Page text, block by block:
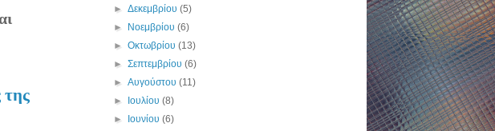
►Δεκεμβρίου(5)
►
Νοεμβρίου(6)
►Οκτωβρίου(13)
►Σεπτεμβρίου(6)
►Αυγούστου(11)
►
Ιουλίου(8)
►
Ιουνίου(6)